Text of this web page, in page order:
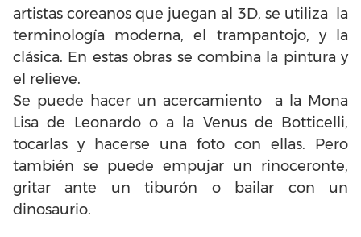
artistas coreanos que juegan al 3D, se utiliza la
terminología moderna, el trampantojo, y la
clásica. En estas obras se combina la pintura y
el relieve.
Se puede hacer un acercamiento a la Mona
Lisa de Leonardo o a la Venus de Botticelli,
tocarlas y hacerse una foto con ellas. Pero
también se puede empujar un rinoceronte,
gritar ante un tiburón o bailar con un
dinosaurio.